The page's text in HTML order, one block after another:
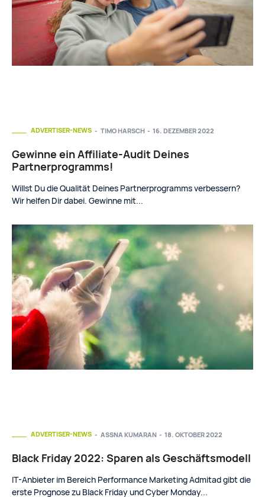
ADVERTISER-NEWS
Gewinne ein Affiliate-Audit Deines
Partnerprogramms!
TIMO HARSCH - 16. DEZEMBER 2022
Willst Du die Qualität Deines Partnerprogramms verbessern?
Wir helfen Dir dabei. Gewinne mit...
ADVERTISER-NEWS
Black Friday 2022: Sparen als Geschäftsmodell
ASSNA KUMARAN - 18. OKTOBER 2022
IT-Anbieter im Bereich Performance Marketing Admitad gibt die
erste Prognose zu Black Friday und Cyber Monday...